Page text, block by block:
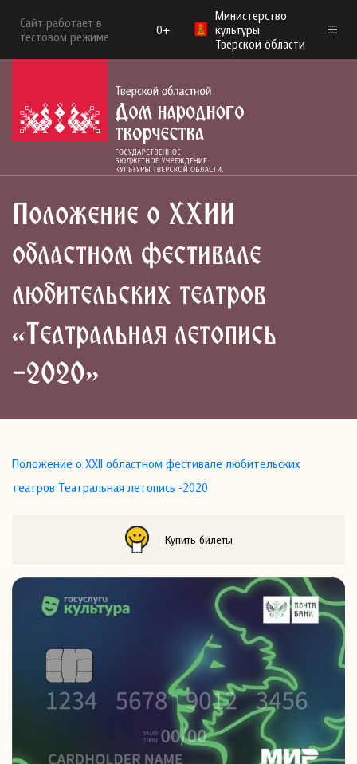
Сайт работает в
тестовом режиме
0+
Министерство
культуры
Тверской области
Положение о ХХII
областном фестивале
любительских театров
«Театральная летопись
-2020»
Положение о ХХII областном фестивале любительских
театров Театральная летопись -2020
Купить билеты